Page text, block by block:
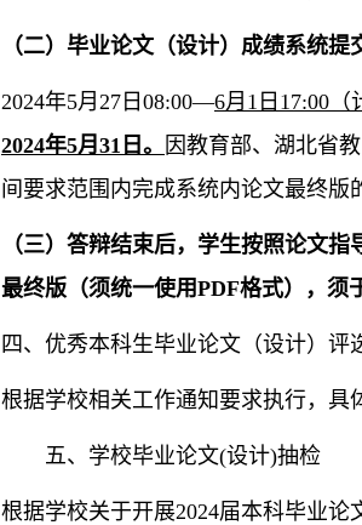
（二） 毕业论文（设计）成绩系统提
2024年5月27日08:00—6月1日17:00
2024年5月31日。
因教育部、湖北省
间要求范围内完成系统内论文最终
（三）答辩结束后，学生按照论文
最终版（须统一使用PDF格式），须
四、优秀本科生毕业论文（设计）评
根据学校相关工作通知要求执行，具
五、学校毕业论文(设计)抽检
根据学校关于开展2024届本科毕业论